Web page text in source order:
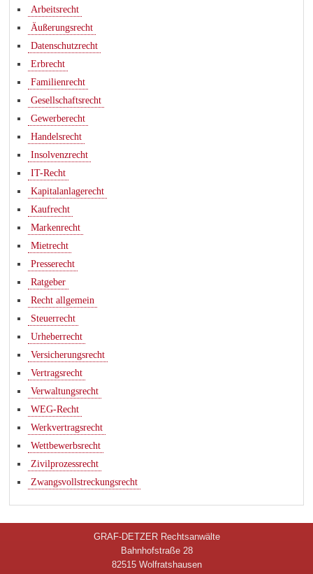
Arbeitsrecht
Äußerungsrecht
Datenschutzrecht
Erbrecht
Familienrecht
Gesellschaftsrecht
Gewerberecht
Handelsrecht
Insolvenzrecht
IT-Recht
Kapitalanlagerecht
Kaufrecht
Markenrecht
Mietrecht
Presserecht
Ratgeber
Recht allgemein
Steuerrecht
Urheberrecht
Versicherungsrecht
Vertragsrecht
Verwaltungsrecht
WEG-Recht
Werkvertragsrecht
Wettbewerbsrecht
Zivilprozessrecht
Zwangsvollstreckungsrecht
GRAF-DETZER Rechtsanwälte
Bahnhofstraße 28
82515 Wolfratshausen